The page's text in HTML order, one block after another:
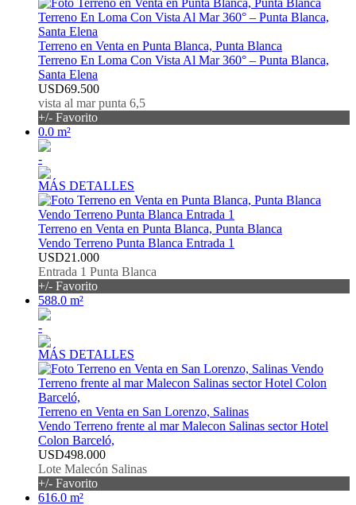
Terreno en Venta en Punta Blanca, Punta Blanca
Terreno En Loma Con Vista Al Mar 360° – Punta Blanca,
Santa Elena
USD69.500
vista al mar punta 6,5
+/- Favorito
0.0 m²
-
MÁS DETALLES
Terreno en Venta en Punta Blanca, Punta Blanca
Vendo Terreno Punta Blanca Entrada 1
USD21.000
Entrada 1 Punta Blanca
+/- Favorito
588.0 m²
-
MÁS DETALLES
Terreno en Venta en San Lorenzo, Salinas
Vendo Terreno frente al mar Malecon Salinas sector Hotel
Colon Barceló,
USD498.000
Lote Malecón Salinas
+/- Favorito
616.0 m²